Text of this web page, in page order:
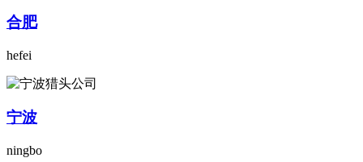
合肥
hefei
宁波
ningbo